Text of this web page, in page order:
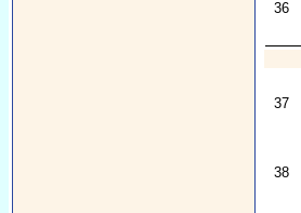
36
37
38